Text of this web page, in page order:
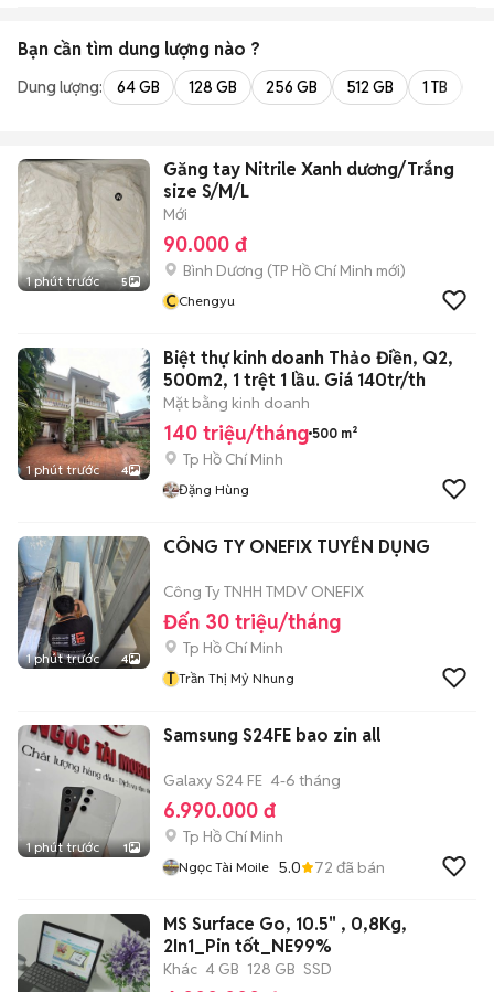
Bạn cần tìm dung lượng nào ?
Dung lượng: 64 GB 128 GB 256 GB 512 GB 1 TB
1 phút trước 5
Găng tay Nitrile Xanh dương/Trắng
size S/M/L
Mới
90.000 đ
Bình Dương (TP Hồ Chí Minh mới)
CChengyu
1 phút trước 4
Biệt thự kinh doanh Thảo Điền, Q2,
500m2, 1 trệt 1 lầu. Giá 140tr/th
Mặt bằng kinh doanh
140 triệu/tháng 500 m²
Tp Hồ Chí Minh
Đặng Hùng
1 phút trước 4
CÔNG TY ONEFIX TUYỂN DỤNG
Công Ty TNHH TMDV ONEFIX
Đến 30 triệu/tháng
Tp Hồ Chí Minh
T Trần Thị Mỷ Nhung
1 phút trước 1
Samsung S24FE bao zin all
Galaxy S24 FE 4-6 tháng
6.990.000 đ
Tp Hồ Chí Minh
Ngọc Tài Moile 5.0 72 đã bán
MS Surface Go, 10.5" , 0,8Kg,
2In1_Pin tốt_NE99%
Khác 4 GB 128 GB SSD